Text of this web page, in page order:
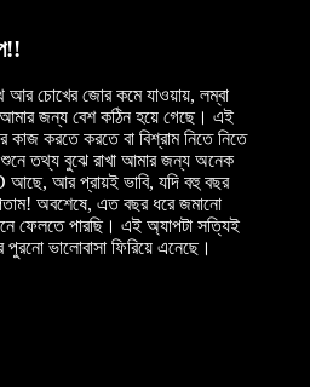
আর চোখের জোর কমে যাওয়ায়, লম্বা
আমার জন্য বেশ কঠিন হয়ে গেছে। এই
কাজ করতে করতে বা বিশ্রাম নিতে নিতে
তথ্য বুঝে রাখা আমার জন্য অনেক
আর প্রায়ই ভাবি, যদি বহু বছর
অবশেষে, এত বছর ধরে জমানো
ফেলতে পারছি। এই অ্যাপটা সত্যিই
ভালোবাসা ফিরিয়ে এনেছে।